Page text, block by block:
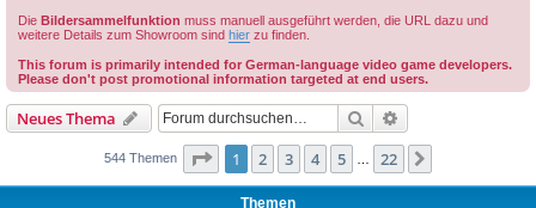
Die Bildersammelfunktion muss manuell ausgeführt werden, die URL dazu und
weitere Details zum Showroom sind hier zu finden.
This forum is primarily intended for German-language video game developers.
Please don't post promotional information targeted at end users.
Neues Thema Suche
544 Themen Seite 1von 22
1 2 3 4 5 22
Themen